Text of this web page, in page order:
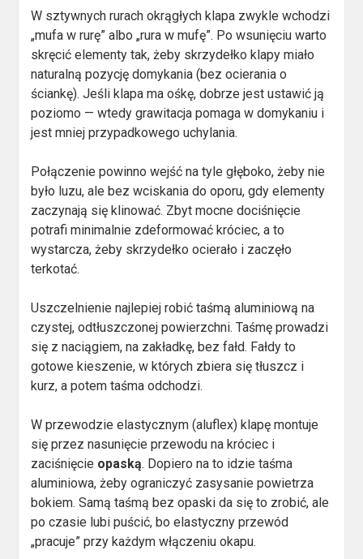
W sztywnych rurach okrągłych klapa zwykle wchodzi
„mufa w rurę” albo „rura w mufę”. Po wsunięciu warto
skręcić elementy tak, żeby skrzydełko klapy miało
naturalną pozycję domykania (bez ocierania o
ściankę). Jeśli klapa ma ośkę, dobrze jest ustawić ją
poziomo — wtedy grawitacja pomaga w domykaniu i
jest mniej przypadkowego uchylania.
Połączenie powinno wejść na tyle głęboko, żeby nie
było luzu, ale bez wciskania do oporu, gdy elementy
zaczynają się klinować. Zbyt mocne dociśnięcie
potrafi minimalnie zdeformować króciec, a to
wystarcza, żeby skrzydełko ocierało i zaczęło
terkotać.
Uszczelnienie najlepiej robić taśmą aluminiową na
czystej, odtłuszczonej powierzchni. Taśmę prowadzi
się z naciągiem, na zakładkę, bez fałd. Fałdy to
gotowe kieszenie, w których zbiera się tłuszcz i
kurz, a potem taśma odchodzi.
W przewodzie elastycznym (aluflex) klapę montuje
się przez nasunięcie przewodu na króciec i
zaciśnięcie opaską. Dopiero na to idzie taśma
aluminiowa, żeby ograniczyć zasysanie powietrza
bokiem. Samą taśmą bez opaski da się to zrobić, ale
po czasie lubi puścić, bo elastyczny przewód
„pracuje” przy każdym włączeniu okapu.